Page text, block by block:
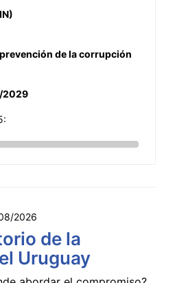
de la corrupción
2029
2026
de la
Uruguay